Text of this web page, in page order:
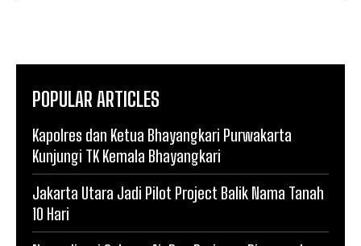
POPULAR ARTICLES
Kapolres dan Ketua Bhayangkari Purwakarta
Kunjungi TK Kemala Bhayangkari
Jakarta Utara Jadi Pilot Project Balik Nama Tanah
10 Hari